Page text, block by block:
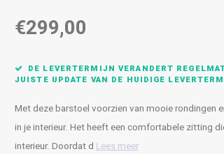
€299,00
DE LEVERTERMIJN VERANDERT
JUISTE UPDATE VAN DE HUIDIGE
Met deze barstoel voorzien van mooie rondingen
in je interieur. Het heeft een comfortabele zitting
interieur. Doordat d Lees meer